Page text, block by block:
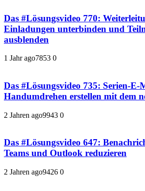
Das #Lösungsvideo 770:
Einladungen unterbinden und
ausblenden
1 Jahr ago7853 0
Das #Lösungsvideo 735: Serien-E-
Handumdrehen erstellen mit dem
2 Jahren ago9943 0
Das #Lösungsvideo 647:
Teams und Outlook reduzieren
2 Jahren ago9426 0